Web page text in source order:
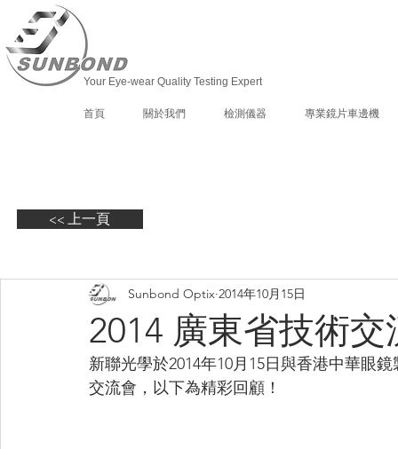
Your Eye-wear Quality Testing Expert
首頁 關於我們 檢測儀器 專業鏡片車邊機
2014 廣東省技術交
Sunbond Optix 2014年10月15日
新聯光學於2014年10月15日與香港中華眼
交流會，以下為精彩回顧！
<< 上一頁